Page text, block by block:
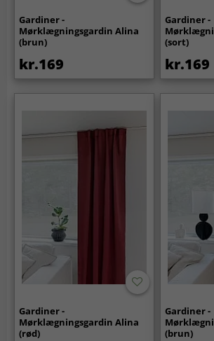
Gardiner -
Mørklægningsgardin Alina
(brun)
kr.169
Gardiner -
(sort)
kr.169
Gardiner -
Mørklægningsgardin Alina
(rød)
Gardiner -
(brun)